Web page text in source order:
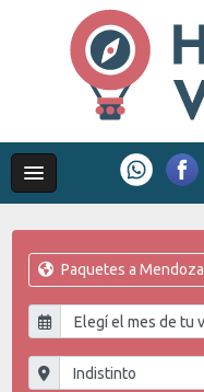
Paquetes a Mendoza